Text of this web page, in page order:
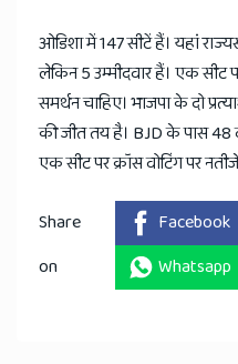
ओडिशा में 147 सीटें हैं। यहां
लेकिन 5 उम्मीदवार हैं। एक सीट
समर्थन चाहिए। भाजपा के दो
की जीत तय है। BJD के पास 48
एक सीट पर क्रॉस वोटिंग पर
Share
on
Facebook
Whatsapp